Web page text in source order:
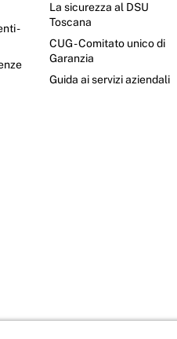
-
La sicurezza al DSU
Toscana
CUG - Comitato unico di
Garanzia
Guida ai servizi aziendali